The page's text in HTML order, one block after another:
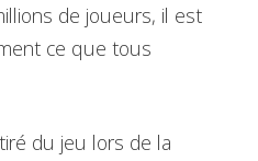
de joueurs, il est
ce que tous
du jeu lors de la